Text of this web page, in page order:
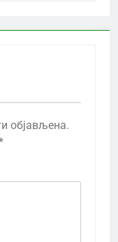
објављена.